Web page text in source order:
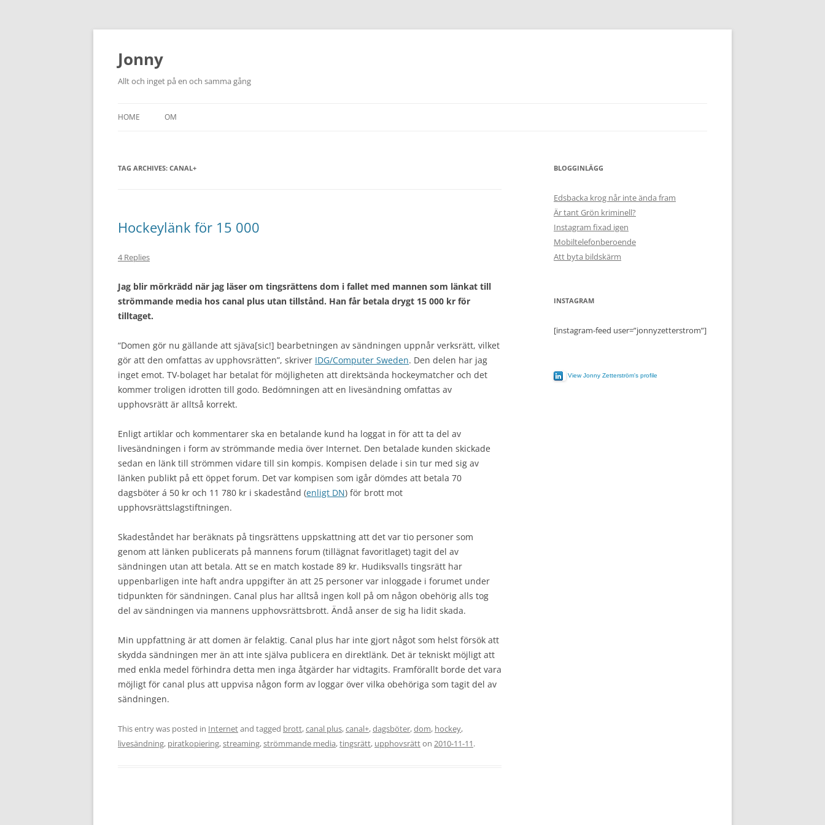
Skip
Jonny
Allt och inget på en och samma gång
HOME OM
TAG ARCHIVES: CANAL+
Hockeylänk för 15 000
4 Replies
Jag blir mörkrädd när jag läser om tingsrättens dom i fallet med mannen som länkat till
strömmande media hos canal plus utan tillstånd. Han får betala drygt 15 000 kr för
tilltaget.
“Domen gör nu gällande att sjäva[sic!] bearbetningen av sändningen uppnår verksrätt, vilket
gör att den omfattas av upphovsrätten”, skriver IDG/Computer Sweden. Den delen har jag
inget emot. TV-bolaget har betalat för möjligheten att direktsända hockeymatcher och det
kommer troligen idrotten till godo. Bedömningen att en livesändning omfattas av
upphovsrätt är alltså korrekt.
Enligt artiklar och kommentarer ska en betalande kund ha loggat in för att ta del av
livesändningen i form av strömmande media över Internet. Den betalade kunden skickade
sedan en länk till strömmen vidare till sin kompis. Kompisen delade i sin tur med sig av
länken publikt på ett öppet forum. Det var kompisen som igår dömdes att betala 70
dagsböter á 50 kr och 11 780 kr i skadestånd (enligt DN) för brott mot
upphovsrättslagstiftningen.
Skadeståndet har beräknats på tingsrättens uppskattning att det var tio personer som
genom att länken publicerats på mannens forum (tillägnat favoritlaget) tagit del av
sändningen utan att betala. Att se en match kostade 89 kr. Hudiksvalls tingsrätt har
uppenbarligen inte haft andra uppgifter än att 25 personer var inloggade i forumet under
tidpunkten för sändningen. Canal plus har alltså ingen koll på om någon obehörig alls tog
del av sändningen via mannens upphovsrättsbrott. Ändå anser de sig ha lidit skada.
Min uppfattning är att domen är felaktig. Canal plus har inte gjort något som helst försök att
skydda sändningen mer än att inte själva publicera en direktlänk. Det är tekniskt möjligt att
med enkla medel förhindra detta men inga åtgärder har vidtagits. Framförallt borde det vara
möjligt för canal plus att uppvisa någon form av loggar över vilka obehöriga som tagit del av
sändningen.
This entry was posted in Internetand tagged brott,canal plus,canal+,dagsböter,dom, hockey,
livesändning, piratkopiering,streaming,strömmande media,tingsrätt, upphovsrätton 2010-11-11.
BLOGGINLÄGG
Edsbacka krog når inte ända fram
Är tant Grön kriminell?
Instagram fixad igen
Mobiltelefonberoende
Att byta bildskärm
INSTAGRAM
[instagram-feed user=”jonnyzetterstrom”]
View Jonny Zetterström's profile